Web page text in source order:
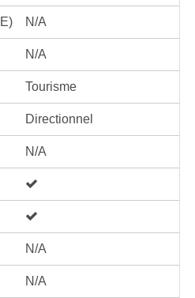
N/A
N/A
Tourisme
Directionnel
N/A
N/A
N/A